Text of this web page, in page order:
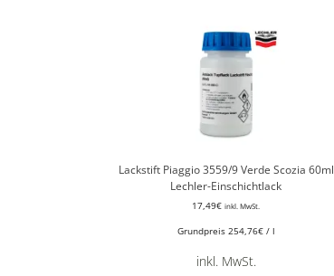
Lackstift Piaggio 3559/9 Verde Scozia 60ml
Lechler-Einschichtlack
17,49€ inkl. MwSt.
Grundpreis 254,76€/ l
inkl. MwSt.